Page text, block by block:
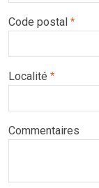
Code postal *
Localité *
Commentaires